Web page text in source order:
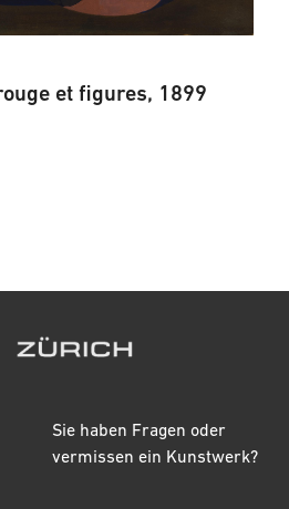
et figures, 1899
Sie haben Fragen oder
vermissen ein Kunstwerk?